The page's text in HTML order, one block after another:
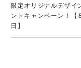
限定オリジナルデザイ
ントキャンペーン！【
日】